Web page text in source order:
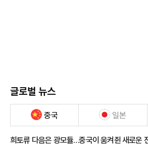
글로벌 뉴스
중국 일본
희토류 다음은 광모듈…중국이 움켜쥔 새로운